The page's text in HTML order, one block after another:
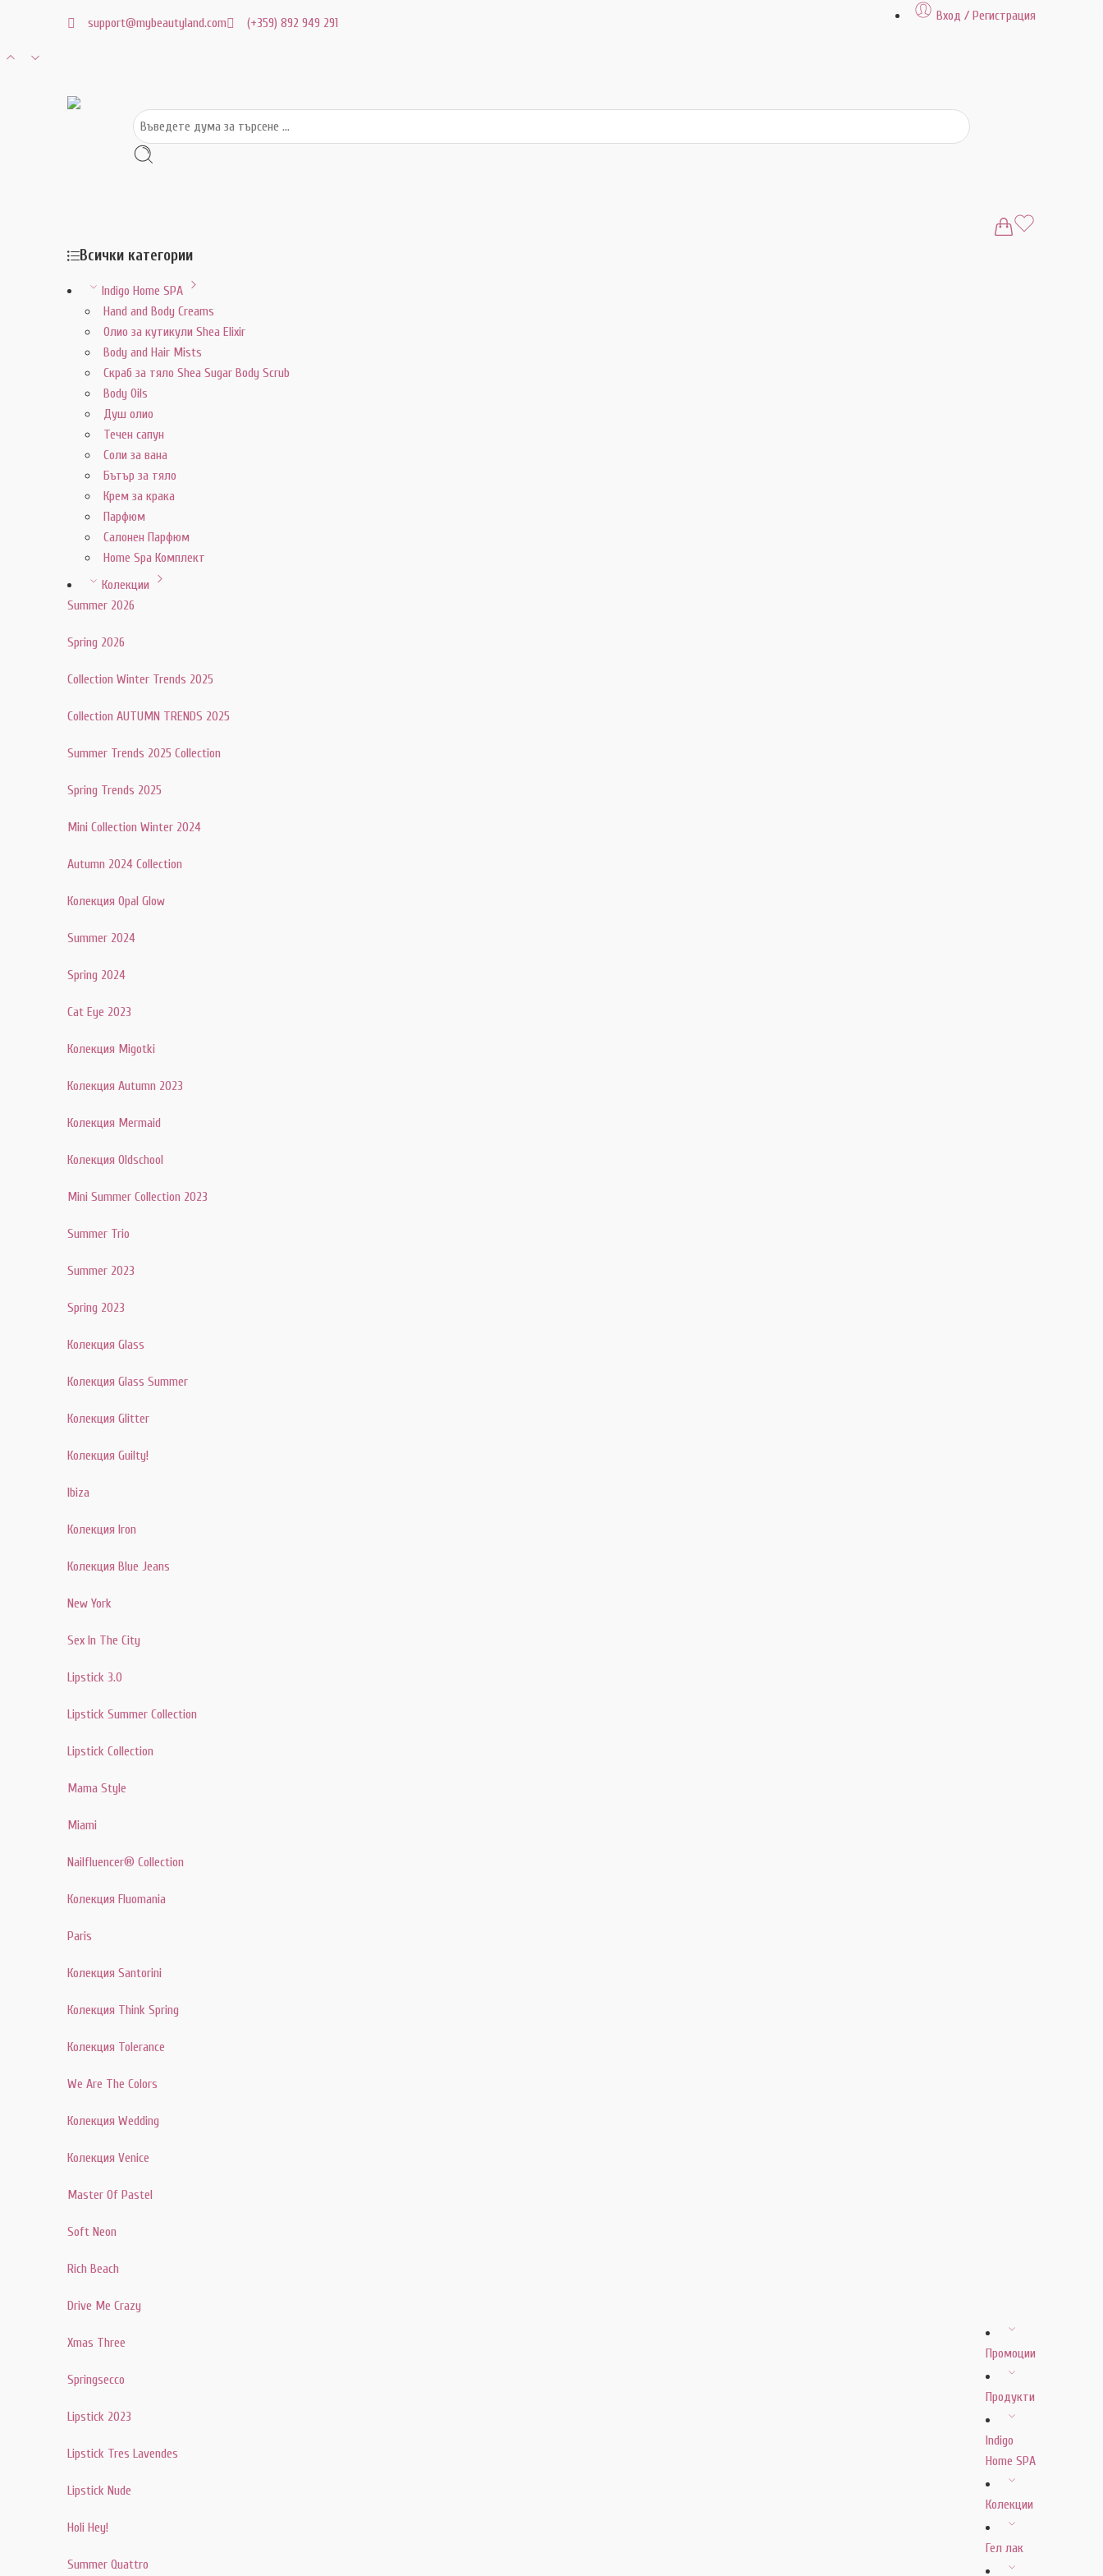
support@mybeautyland.com (+359) 892 949 291 Вход / Регистрация
Всички категории
Indigo Home SPA
Hand and Body Creams
Олио за кутикули Shea Elixir
Body and Hair Mists
Скраб за тяло Shea Sugar Body Scrub
Body Oils
Душ олио
Течен сапун
Соли за вана
Бътър за тяло
Крем за крака
Парфюм
Салонен Парфюм
Home Spa Комплект
Колекции
Summer 2026
Spring 2026
Collection Winter Trends 2025
Collection AUTUMN TRENDS 2025
Summer Trends 2025 Collection
Spring Trends 2025
Mini Collection Winter 2024
Autumn 2024 Collection
Колекция Opal Glow
Summer 2024
Spring 2024
Cat Eye 2023
Колекция Migotki
Колекция Autumn 2023
Колекция Mermaid
Колекция Oldschool
Mini Summer Collection 2023
Summer Trio
Summer 2023
Spring 2023
Колекция Glass
Колекция Glass Summer
Колекция Glitter
Колекция Guilty!
Ibiza
Колекция Iron
Колекция Blue Jeans
New York
Sex In The City
Lipstick 3.0
Lipstick Summer Collection
Lipstick Collection
Mama Style
Miami
Nailfluencer® Collection
Колекция Fluomania
Paris
Колекция Santorini
Колекция Think Spring
Колекция Tolerance
We Are The Colors
Колекция Wedding
Колекция Venice
Master Of Pastel
Soft Neon
Rich Beach
Drive Me Crazy
Xmas Three
Springsecco
Lipstick 2023
Lipstick Tres Lavendes
Lipstick Nude
Holi Hey!
Summer Quattro
Промоции
Продукти
Indigo
Home SPA
Колекции
Гел лак